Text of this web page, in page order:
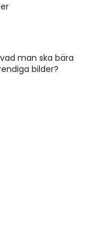
man ska bära
bilder?